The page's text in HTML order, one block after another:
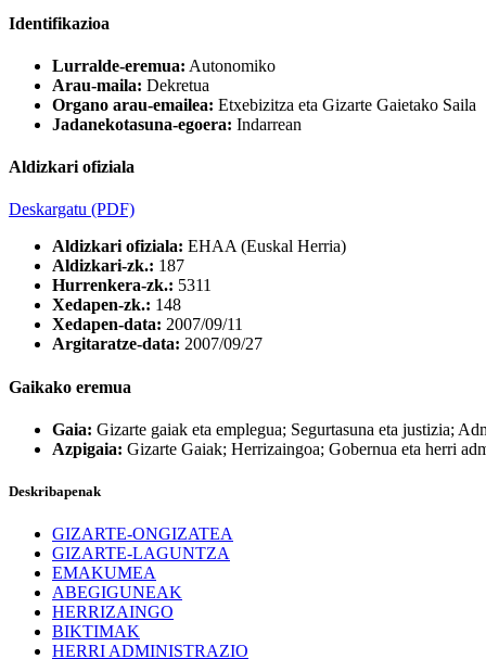
Identifikazioa
Lurralde-eremua: Autonomiko
Arau-maila: Dekretua
Organo arau-emailea: Etxebizitza eta Gizarte Gaietako Saila
Jadanekotasuna-egoera: Indarrean
Aldizkari ofiziala
Deskargatu (PDF)
Aldizkari ofiziala: EHAA (Euskal Herria)
Aldizkari-zk.: 187
Hurrenkera-zk.: 5311
Xedapen-zk.: 148
Xedapen-data: 2007/09/11
Argitaratze-data: 2007/09/27
Gaikako eremua
Gaia: Gizarte gaiak eta emplegua; Segurtasuna eta justizia;
Azpigaia: Gizarte Gaiak; Herrizaingoa; Gobernua eta herri
Deskribapenak
GIZARTE-ONGIZATEA
GIZARTE-LAGUNTZA
EMAKUMEA
ABEGIGUNEAK
HERRIZAINGO
BIKTIMAK
HERRI ADMINISTRAZIO